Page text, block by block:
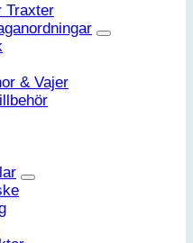
Traxter
& Vajer